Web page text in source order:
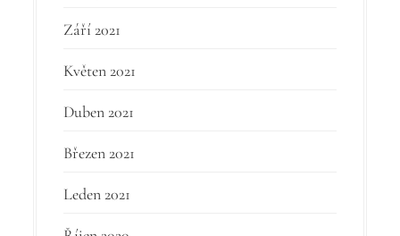
Září 2021
Květen 2021
Duben 2021
Březen 2021
Leden 2021